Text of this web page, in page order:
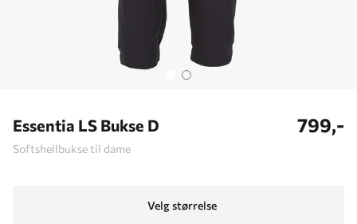
Essentia LS Bukse D
Softshellbukse til dame
799,-
Velg størrelse